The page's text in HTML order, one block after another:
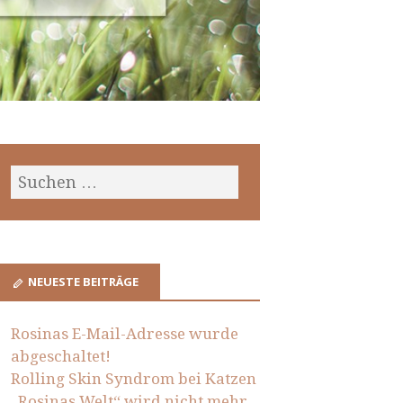
NEUESTE BEITRÄGE
Rosinas E-Mail-Adresse wurde
abgeschaltet!
Rolling Skin Syndrom bei Katzen